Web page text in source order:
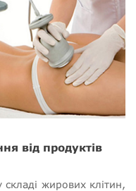
від продуктів
жирових клітин,